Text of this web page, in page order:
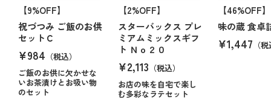
【9%OFF】
祝づつみ ご飯のお供
セットＣ
¥984 （税込）
ご飯のお供に欠かせな
いお茶漬けとお吸い物
のセット
【2%OFF】
スターバックス プレ
ミアムミックスギフ
ト Ｎｏ２０
¥2,113 （税込）
お店の味を自宅で楽し
む多彩なラテセット
【46%OFF】
味の蔵 食卓
¥1,447 （